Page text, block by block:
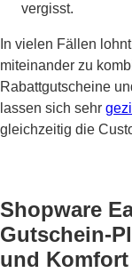
vergisst.
In vielen Fällen
miteinander zu
Rabattgutscheine
lassen sich sehr
gleichzeitig die
Shopware
Gutschein-
und Komfort